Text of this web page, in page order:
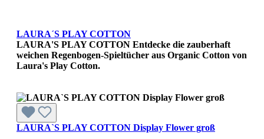
LAURA´S PLAY COTTON
LAURA'S PLAY COTTON Entdecke die zauberhaft
weichen Regenbogen-Spieltücher aus Organic Cotton von
Laura's Play Cotton.
LAURA`S PLAY COTTON Display Flower groß